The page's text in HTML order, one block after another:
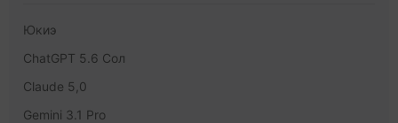
Юкиэ
ChatGPT 5.6 Сол
Claude 5,0
Gemini 3.1 Pro